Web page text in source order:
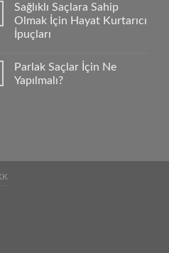
Sağlıklı Saçlara Sahip
Olmak İçin Hayat Kurtarıcı
İpuçları
Parlak Saçlar İçin Ne
Yapılmalı?